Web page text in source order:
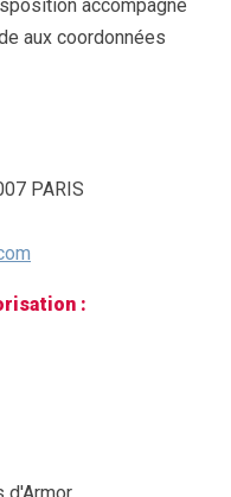
accompagné
aux coordonnées
PARIS
: